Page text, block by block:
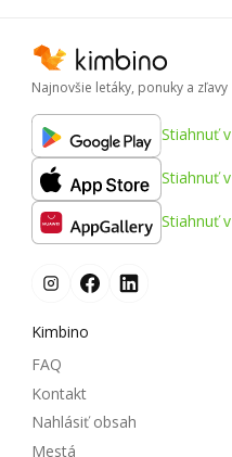
Najnovšie letáky, ponuky a zľavy
Stiahnuť v
Stiahnuť v
Stiahnuť v
Kimbino
FAQ
Kontakt
Nahlásiť obsah
Mestá